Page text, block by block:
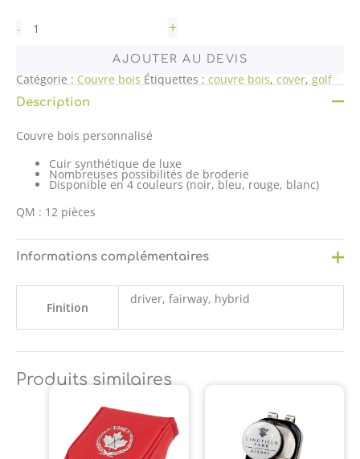
- +
AJOUTER AU DEVIS
Catégorie : Couvre bois Étiquettes : couvre bois, cover, golf
Description
Couvre bois personnalisé
Cuir synthétique de luxe
Nombreuses possibilités de broderie
Disponible en 4 couleurs (noir, bleu, rouge, blanc)
QM : 12 pièces
Informations complémentaires
Finition
driver, fairway, hybrid
Produits similaires